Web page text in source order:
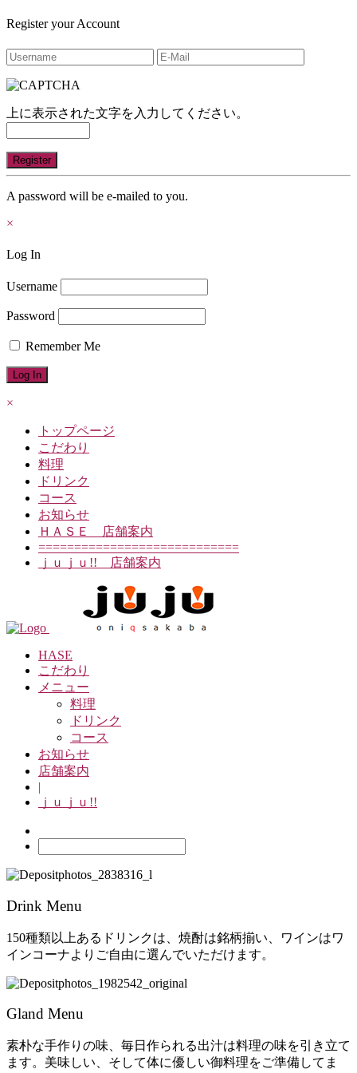
Register your Account
上に表示された文字を入力してください。
A password will be e-mailed to you.
×
Log In
Username
Password
Remember Me
×
トップページ
こだわり
料理
ドリンク
コース
お知らせ
ＨＡＳＥ 店舗案内
============================
ｊｕｊｕ!! 店舗案内
HASE
こだわり
メニュー
料理
ドリンク
コース
お知らせ
店舗案内
|
ｊｕｊｕ!!
Drink Menu
150種類以上あるドリンクは、焼酎は銘柄揃い、ワインはワ
インコーナよりご自由に選んでいただけます。
Gland Menu
素朴な手作りの味、毎日作られる出汁は料理の味を引き立て
ます。美味しい、そして体に優しい御料理をご準備してま